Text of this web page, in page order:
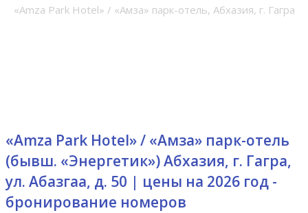
«Amza Park Hotel» / «Амза» парк-отель, Абхазия, г. Гагра
«Amza Park Hotel» / «Амза» парк-отель
(бывш. «Энергетик») Абхазия, г. Гагра,
ул. Абазгаа, д. 50 | цены на 2026 год -
бронирование номеров